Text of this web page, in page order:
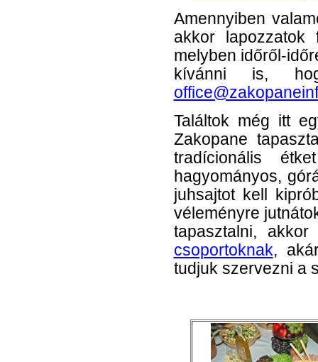
Amennyiben
akkor lapozzatok
melyben időről-
kívánni is,
Találtok még itt
Zakopane
tradícionális
hagyományos,
juhsajtot kell
véleményre
tapasztalni,
csoportoknak,
tudjuk szervezni a